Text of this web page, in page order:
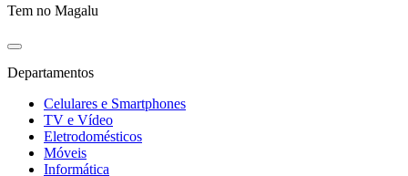
Tem no Magalu
Departamentos
Celulares e Smartphones
TV e Vídeo
Eletrodomésticos
Móveis
Informática